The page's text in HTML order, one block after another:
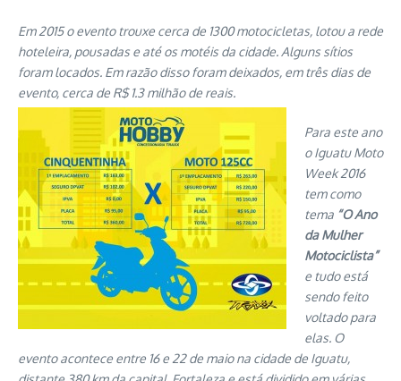
Em 2015 o evento trouxe cerca de 1300 motocicletas, lotou a rede
hoteleira, pousadas e até os motéis da cidade. Alguns sítios
foram locados. Em razão disso foram deixados, em três dias de
evento, cerca de R$ 1.3 milhão de reais.
Para este ano
o Iguatu Moto
Week 2016
tem como
tema “O Ano
da Mulher
Motociclista”
e tudo está
sendo feito
voltado para
elas. O
evento acontece entre 16 e 22 de maio na cidade de Iguatu,